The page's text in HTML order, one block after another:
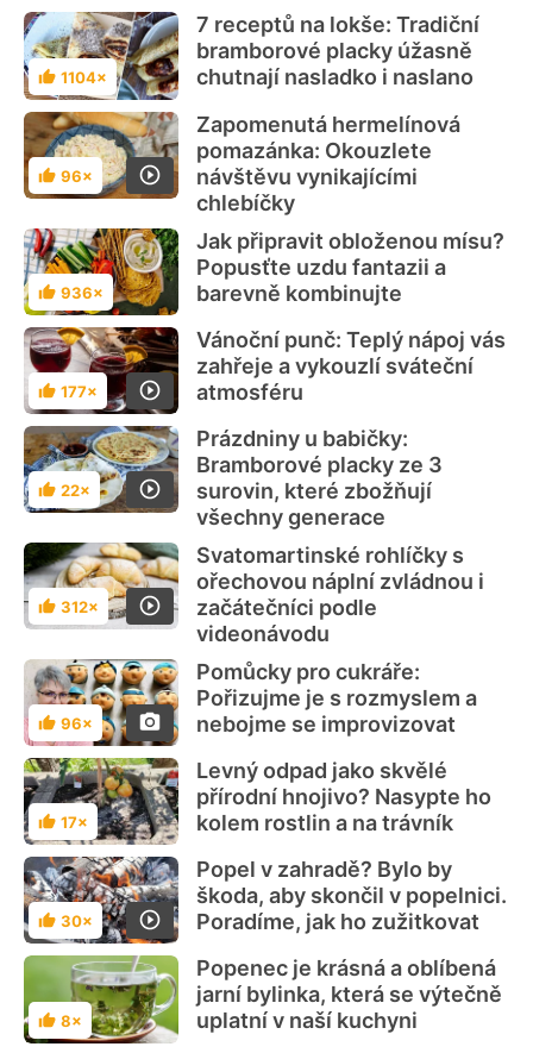
Hodnocení
1104×
7 receptů na lokše: Tradiční
bramborové placky úžasně
chutnají nasladko i naslano
Hodnocení
96×
Zapomenutá hermelínová
pomazánka: Okouzlete
návštěvu vynikajícími
chlebíčky
Hodnocení
936×
Jak připravit obloženou mísu?
Popusťte uzdu fantazii a
barevně kombinujte
Hodnocení
177×
Vánoční punč: Teplý nápoj vás
zahřeje a vykouzlí sváteční
atmosféru
Hodnocení
22×
Prázdniny u babičky:
Bramborové placky ze 3
surovin, které zbožňují
všechny generace
Hodnocení
312×
Svatomartinské rohlíčky s
ořechovou náplní zvládnou i
začátečníci podle
videonávodu
Hodnocení
96×
Pomůcky pro cukráře:
Pořizujme je s rozmyslem a
nebojme se improvizovat
Hodnocení
17×
Levný odpad jako skvělé
přírodní hnojivo? Nasypte ho
kolem rostlin a na trávník
Hodnocení
30×
Popel v zahradě? Bylo by
škoda, aby skončil v popelnici.
Poradíme, jak ho zužitkovat
Hodnocení
8×
Popenec je krásná a oblíbená
jarní bylinka, která se výtečně
uplatní v naší kuchyni